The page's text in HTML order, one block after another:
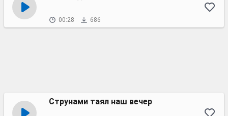
00:28 686
Струнами таял наш вечер